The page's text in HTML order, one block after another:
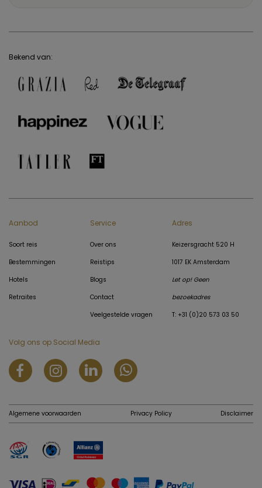
Bekend van:
Aanbod
Soort reis
Bestemmingen
Hotels
Retraites
Service
Over ons
Reistips
Blogs
Contact
Veelgestelde vragen
Adres
Keizersgracht 520 H
1017 EK Amsterdam
Let op! Geen
bezoekadres
T: +31 (0)20 573 03 50
Volg ons op Social Media
Algemene voorwaarden Privacy Policy Disclaimer